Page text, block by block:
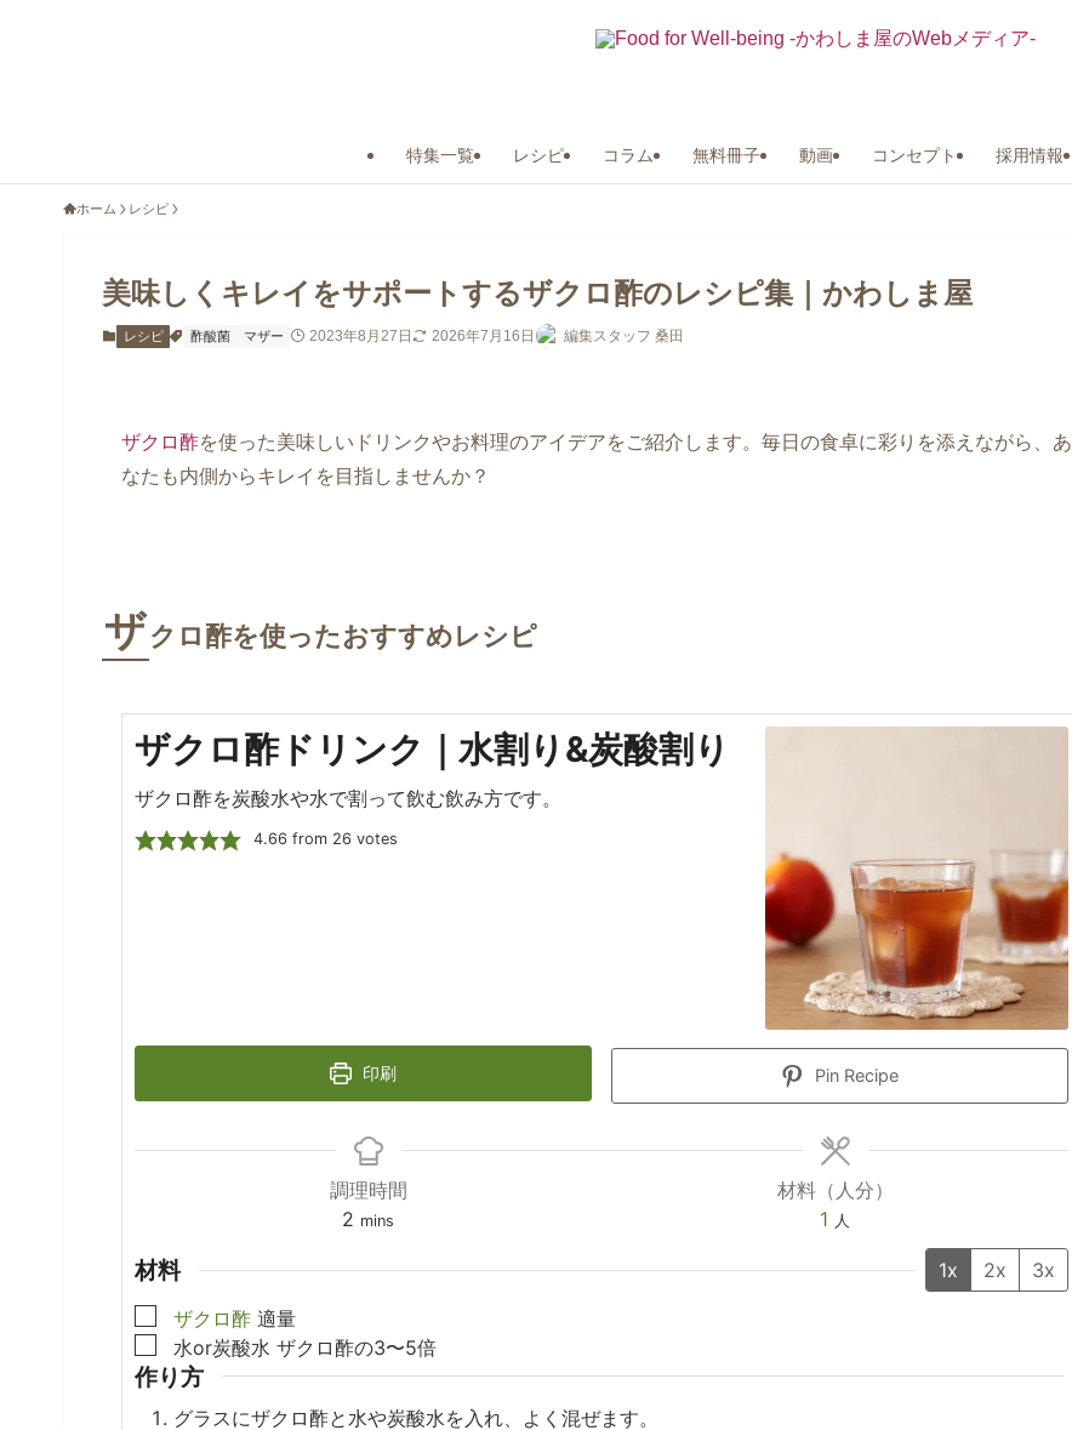
特集一覧 レシピ コラム 無料冊子 動画 コンセプト 採用情報
ホーム レシピ
美味しくキレイをサポートするザクロ酢のレシピ集｜かわしま屋
レシピ 酢酸菌 マザー 2023年8月27日 2026年7月16日 編集スタッフ 桑田
ザクロ酢を使った美味しいドリンクやお料理のアイデアをご紹介します。毎日の食卓に彩りを添えながら、あ
なたも内側からキレイを目指しませんか？
ザクロ酢を使ったおすすめレシピ
ザクロ酢ドリンク｜水割り&炭酸割り
ザクロ酢を炭酸水や水で割って飲む飲み方です。
4.66 from 26 votes
印刷 Pin Recipe
調理時間
2 minutes
mins
材料（人分）
1 人
材料 1x 2x
3x
▢
ザクロ酢 適量
▢
水or炭酸水 ザクロ酢の3〜5倍
作り方
グラスにザクロ酢と水や炭酸水を入れ、よく混ぜます。